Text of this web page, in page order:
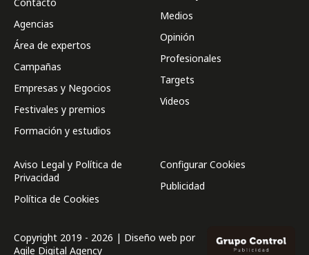
Contacto
Agencias
Área de expertos
Campañas
Empresas y Negocios
Festivales y premios
Formación y estudios
Medios
Opinión
Profesionales
Targets
Videos
Aviso Legal y Política de
Privacidad
Política de Cookies
Configurar Cookies
Publicidad
Copyright 2019 - 2026 | Diseño web por
Agile Digital Agency